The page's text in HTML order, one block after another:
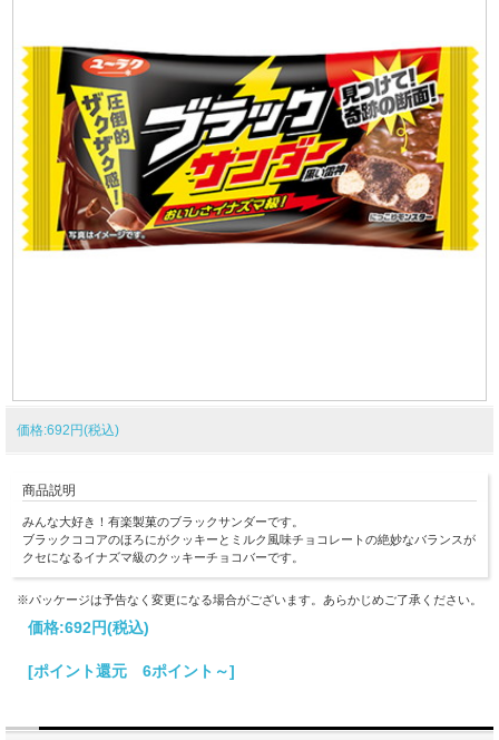
価格:692円(税込)
商品説明
みんな大好き！有楽製菓のブラックサンダーです。
ブラックココアのほろにがクッキーとミルク風味チョコレートの絶妙なバランスが
クセになるイナズマ級のクッキーチョコバーです。
※パッケージは予告なく変更になる場合がございます。あらかじめご了承ください。
価格:692円(税込)
[ポイント還元 6ポイント～]